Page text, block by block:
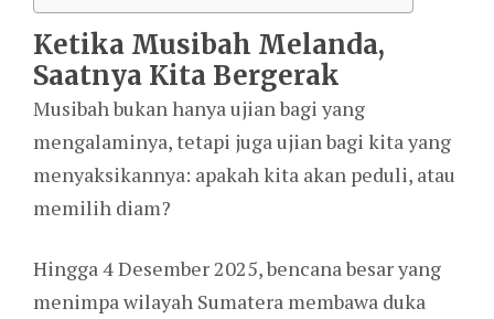
Ketika Musibah Melanda,
Saatnya Kita Bergerak
Musibah bukan hanya ujian bagi yang
mengalaminya, tetapi juga ujian bagi kita yang
menyaksikannya: apakah kita akan peduli, atau
memilih diam?
Hingga 4 Desember 2025, bencana besar yang
menimpa wilayah Sumatera membawa duka